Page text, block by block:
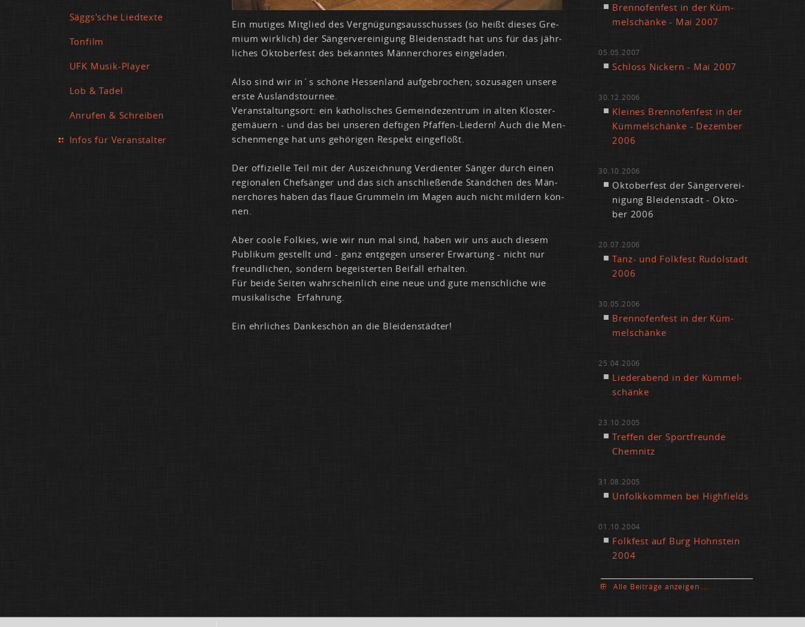
Säggs'sche Liedtexte
Tonfilm
UFK Musik-Player
Lob & Tadel
Anrufen & Schreiben
Infos für Veranstalter
Ein mu­ti­ges Mit­glied des Ver­gnü­gungs­aus­schus­ses (so hei­ßt die­ses Gre­
mi­um wirk­lich) der Sän­ger­ver­ei­ni­gung Blei­den­stadt hat uns für das jähr­
li­ches Ok­to­ber­fest des be­kann­tes Män­ner­cho­res ein­ge­la­den.
Al­so sind wir in´s schö­ne Hes­sen­land auf­ge­bro­chen; so­zu­sa­gen un­se­re
ers­te Aus­lands­tour­nee.
Ver­an­stal­tungs­ort: ein ka­tho­li­sches Ge­mein­de­zen­trum in al­ten Klos­ter­
ge­mäu­ern - und das bei un­se­ren def­ti­gen Pfaf­fen-Lie­dern! Auch die Men­
schen­men­ge hat uns ge­hö­ri­gen Re­spekt ein­ge­flö­ßt.
Der of­fi­zi­el­le Teil mit der Aus­zeich­nung Ver­dien­ter Sän­ger durch ei­nen
re­gio­na­len Chef­sän­ger und das sich an­schlie­ßen­de Ständ­chen des Män­
ner­cho­res ha­ben das flaue Grum­meln im Ma­gen auch nicht mil­dern kön­
nen.
Aber coo­le Folk­ies, wie wir nun mal sind, ha­ben wir uns auch die­sem
Pu­bli­kum ge­stellt und - ganz ent­ge­gen un­se­rer Er­war­tung - nicht nur
freund­li­chen, son­dern be­geis­ter­ten Bei­fall er­hal­ten.
Für bei­de Sei­ten wahr­schein­lich ei­ne neue und gu­te mensch­li­che wie
mu­si­ka­li­sche Er­fah­rung.
Ein ehr­li­ches Dan­ke­schön an die Blei­den­städ­ter!
Brenn­ofen­fest in der Küm­
mel­schän­ke - Mai 2007
05.05.2007
Schloss Ni­ckern - Mai 2007
30.12.2006
Klei­nes Brenn­ofen­fest in der
Küm­mel­schän­ke - De­zem­ber
2006
30.10.2006
Ok­to­ber­fest der Sän­ger­ver­ei­
ni­gung Blei­den­stadt - Ok­to­
ber 2006
20.07.2006
Tanz- und Folk­fest Ru­dol­stadt
2006
30.05.2006
Brenn­ofen­fest in der Küm­
mel­schän­ke
25.04.2006
Lie­der­abend in der Küm­mel­
schän­ke
23.10.2005
Tref­fen der Sport­freun­de
Chem­nitz
31.08.2005
Un­folk­kom­men bei High­fiel­ds
01.10.2004
Folk­fest auf Burg Hohn­stein
2004
Al­le Bei­trä­ge an­zei­gen ...